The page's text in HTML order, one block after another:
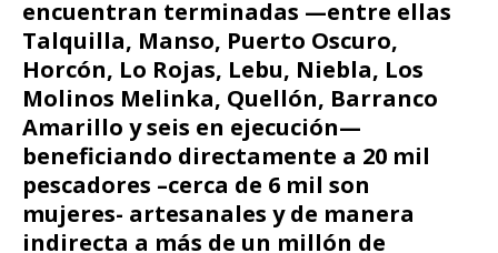
encuentran terminadas —entre ellas
Talquilla, Manso, Puerto Oscuro,
Horcón, Lo Rojas, Lebu, Niebla, Los
Molinos Melinka, Quellón, Barranco
Amarillo y seis en ejecución—
beneficiando directamente a 20 mil
pescadores –cerca de 6 mil son
mujeres- artesanales y de manera
indirecta a más de un millón de